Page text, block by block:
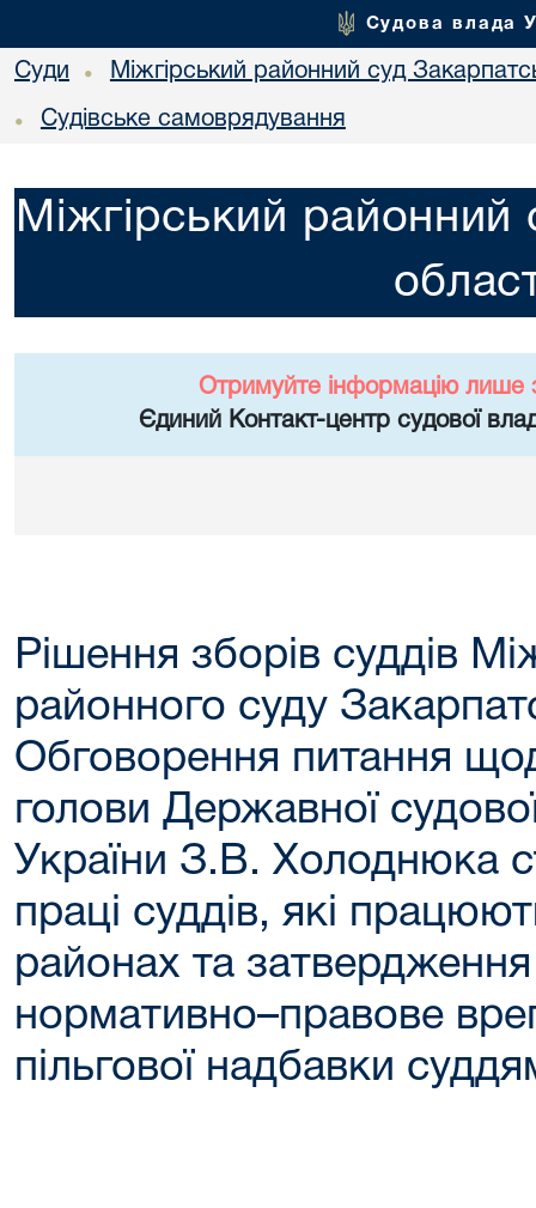
Судова влада
Суди • Міжгірський районний суд
• Судівське самоврядування
Міжгірський районний
Отримуйте інформацію лише
Єдиний Контакт-центр судової
Рішення зборів суддів
районного суду
Обговорення питання
голови Державної судової
України З.В. Холоднюка
праці суддів, які
районах та
нормативно–правове
пільгової надбавки